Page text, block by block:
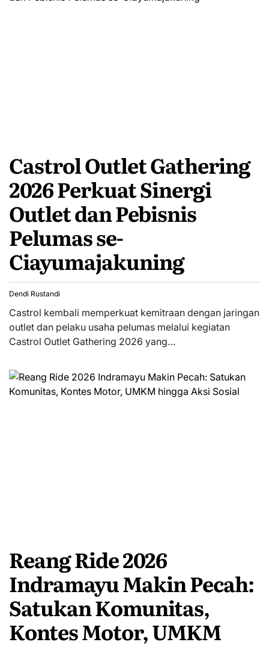
Castrol Outlet Gathering
2026 Perkuat Sinergi
Outlet dan Pebisnis
Pelumas se-
Ciayumajakuning
Dendi Rustandi
Castrol kembali memperkuat kemitraan dengan jaringan
outlet dan pelaku usaha pelumas melalui kegiatan
Castrol Outlet Gathering 2026 yang…
Reang Ride 2026
Indramayu Makin Pecah:
Satukan Komunitas,
Kontes Motor, UMKM